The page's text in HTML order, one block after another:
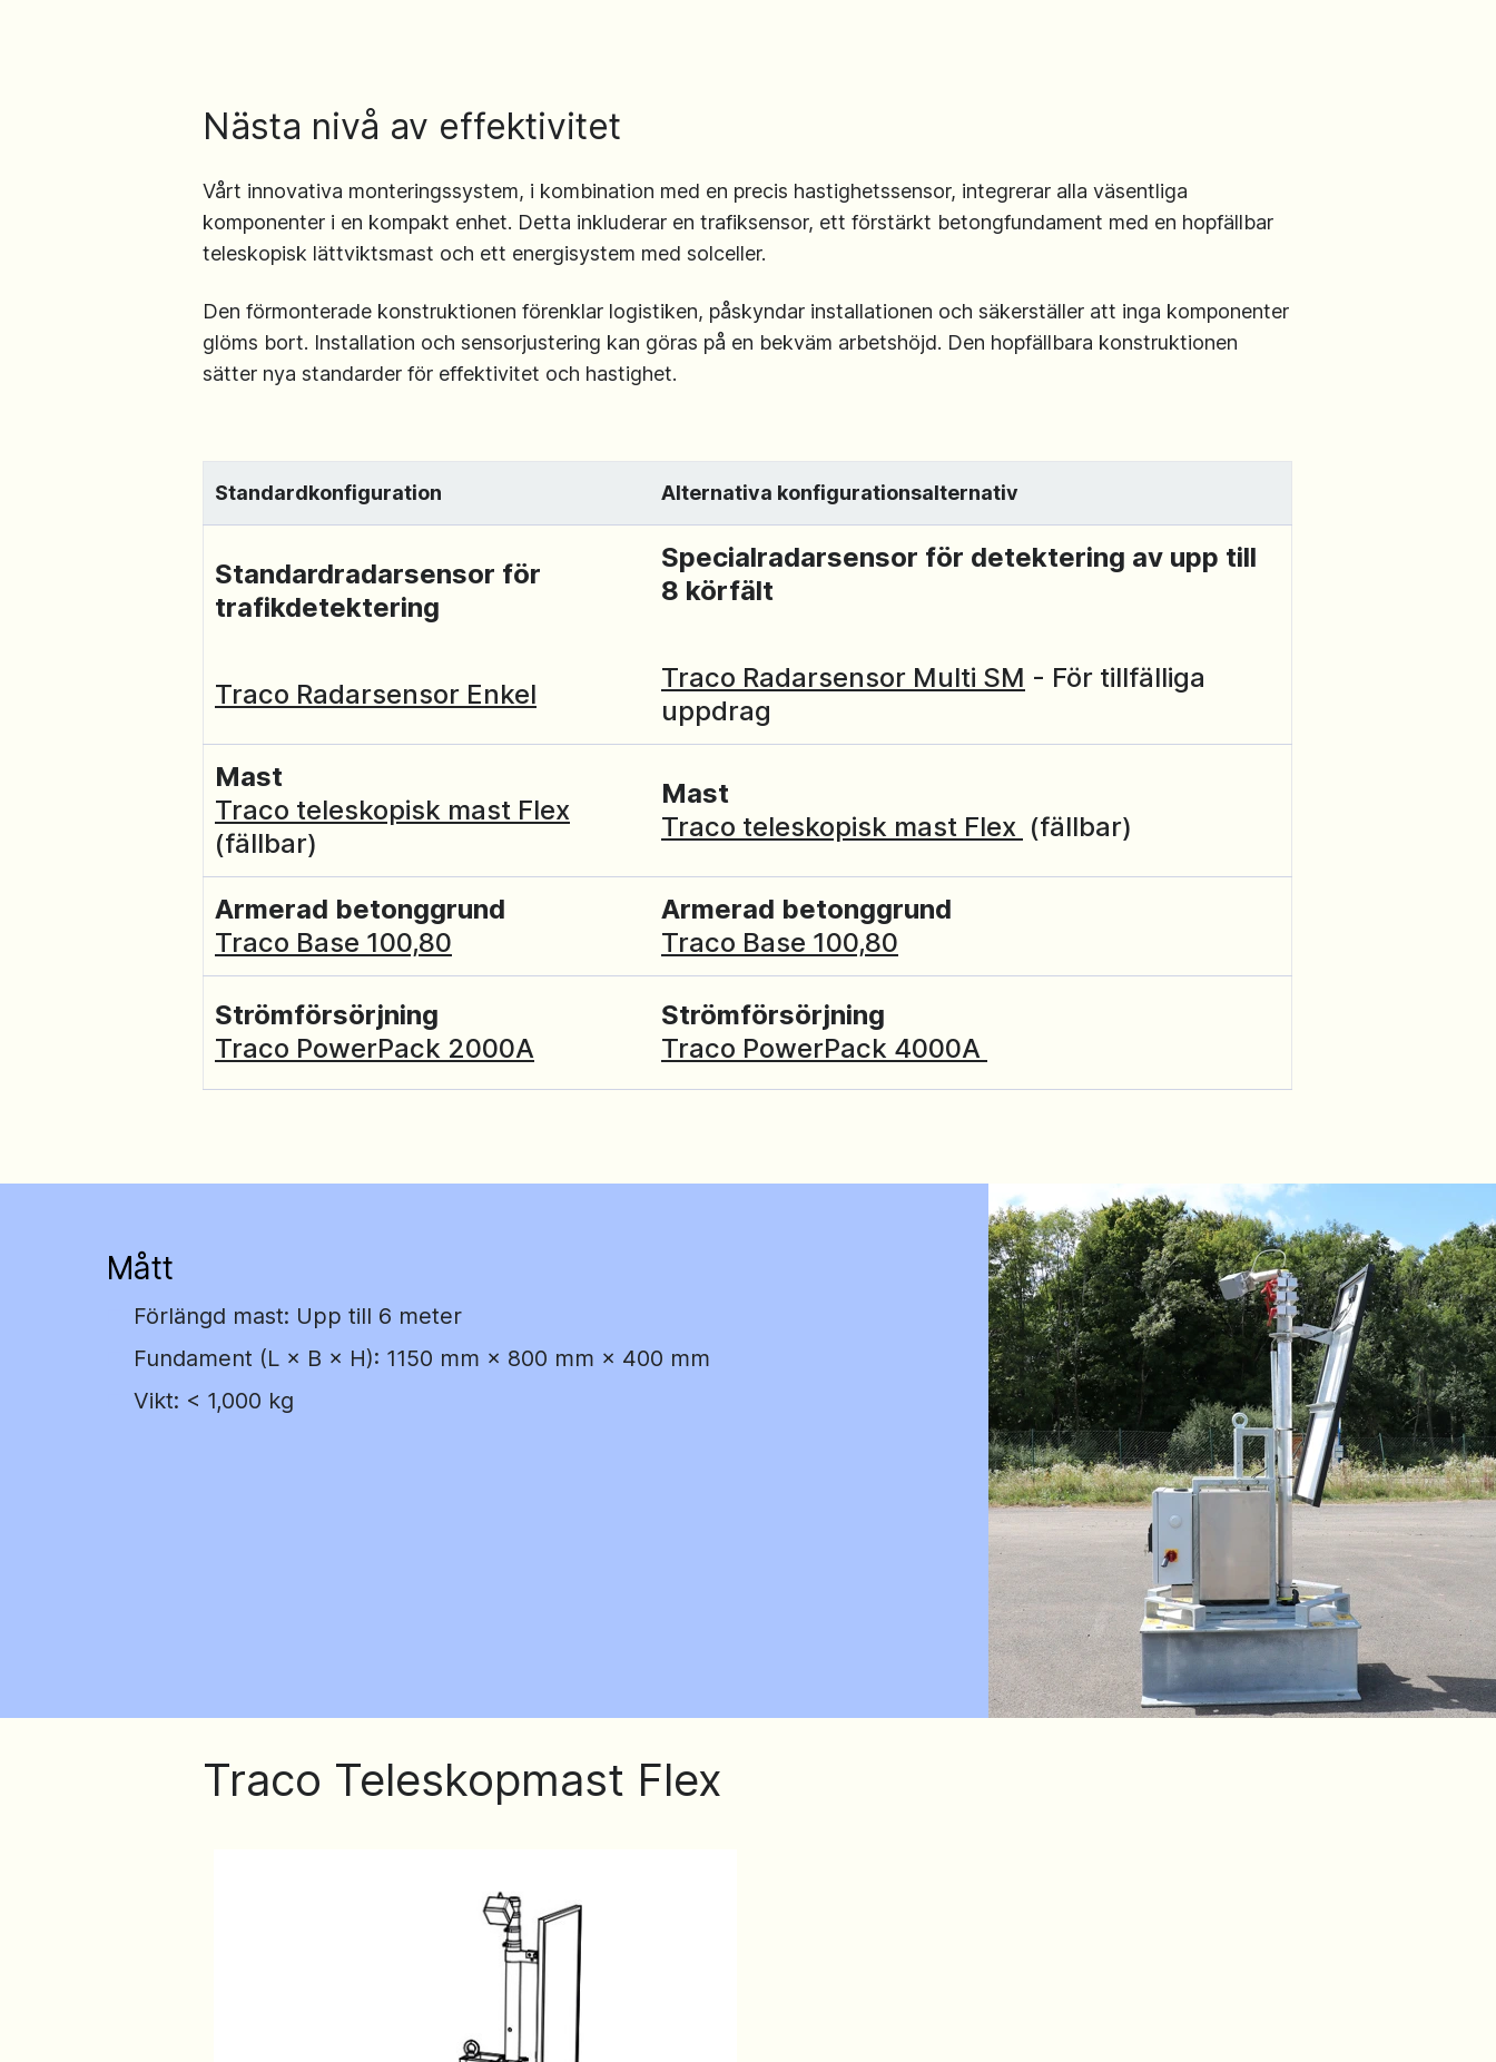
Nästa nivå av effektivitet
Vårt innovativa monteringssystem, i kombination med en precis hastighetssensor, integrerar alla väsentliga
komponenter i en kompakt enhet. Detta inkluderar en trafiksensor, ett förstärkt betongfundament med en hopfällbar
teleskopisk lättviktsmast och ett energisystem med solceller.
Den förmonterade konstruktionen förenklar logistiken, påskyndar installationen och säkerställer att inga komponenter
glöms bort. Installation och sensorjustering kan göras på en bekväm arbetshöjd. Den hopfällbara konstruktionen
sätter nya standarder för effektivitet och hastighet.
Standardkonfiguration Alternativa konfigurationsalternativ
Standardradarsensor för
trafikdetektering
Traco Radarsensor Enkel
Specialradarsensor för detektering av upp till
8 körfält
Traco Radarsensor Multi SM - För tillfälliga
uppdrag
Mast
Traco teleskopisk mast Flex
(fällbar)
Mast
Traco teleskopisk mast Flex (fällbar)
Armerad betonggrund
Traco Base 100,80
Armerad betonggrund
Traco Base 100,80
Strömförsörjning
Traco PowerPack 2000A
Strömförsörjning
Traco PowerPack 4000A
Mått
Förlängd mast: Upp till 6 meter
Fundament (L × B × H): 1150 mm × 800 mm × 400 mm
Vikt: < 1,000 kg
Traco Teleskopmast Flex